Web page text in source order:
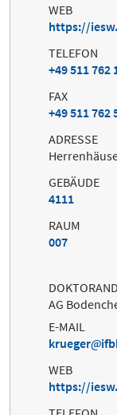
WEB
https://
TELEFON
+49 511 762
FAX
+49 511 762
ADRESSE
GEBÄUDE
4111
RAUM
007
AG
E-MAIL
krueger
WEB
https://